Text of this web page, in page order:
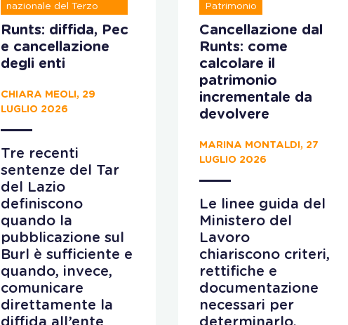
nazionale del Terzo
Runts: diffida, Pec
e cancellazione
degli enti
CHIARA MEOLI, 29
LUGLIO 2026
Tre recenti
sentenze del Tar
del Lazio
definiscono
quando la
pubblicazione sul
Burl è sufficiente e
quando, invece,
comunicare
direttamente la
Patrimonio
Cancellazione dal
Runts: come
calcolare il
patrimonio
incrementale da
devolvere
MARINA MONTALDI, 27
LUGLIO 2026
Le linee guida del
Ministero del
Lavoro
chiariscono criteri,
rettifiche e
documentazione
necessari per